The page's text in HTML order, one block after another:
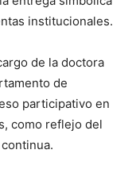
institucionales.
de la doctora
de
participativo en
como reflejo del